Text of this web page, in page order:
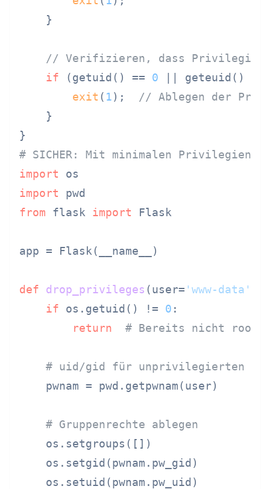
    }
// Verifizieren, dass Privilegien
if (getuid() == 0 || geteuid()
exit ( 1); // Ablegen der
    }
# SICHER: Mit minimalen Privilegien
import
import
from flask import Flask
app = Flask(__name__)
def drop_privileges (user= 'www-data'
if os.getuid() != 0 :
return
# Bereits nicht root
# uid/gid für unprivilegierten
    pwnam = pwd.getpwnam(user)
# Gruppenrechte ablegen
    os.setgroups([])
    os.setgid(pwnam.pw_gid)
    os.setuid(pwnam.pw_uid)